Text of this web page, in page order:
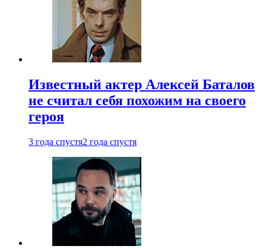
Известный актер Алексей Баталов
не считал себя похожим на своего
героя
3 года спустя2 года спустя